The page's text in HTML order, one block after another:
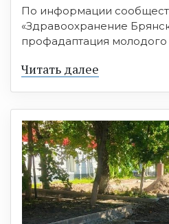
По информации
«Здравоохранение
профадаптация молодого
Читать далее